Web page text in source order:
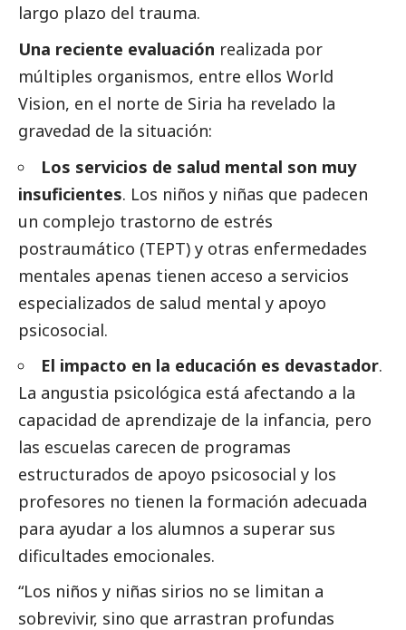
largo plazo del trauma.
Una reciente evaluación realizada por
múltiples organismos, entre ellos World
Vision, en el norte de Siria ha revelado la
gravedad de la situación:
Los servicios de salud mental son muy
insuficientes. Los niños y niñas que padecen
un complejo trastorno de estrés
postraumático (TEPT) y otras enfermedades
mentales apenas tienen acceso a servicios
especializados de salud mental y apoyo
psicosocial.
El impacto en la educación es devastador.
La angustia psicológica está afectando a la
capacidad de aprendizaje de la infancia, pero
las escuelas carecen de programas
estructurados de apoyo psicosocial y los
profesores no tienen la formación adecuada
para ayudar a los alumnos a superar sus
dificultades emocionales.
“Los niños y niñas sirios no se limitan a
sobrevivir, sino que arrastran profundas